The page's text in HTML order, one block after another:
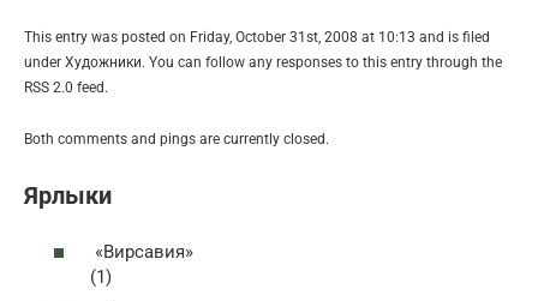
This entry was posted on Friday, October 31st, 2008 at 10:13 and is filed
under Художники. You can follow any responses to this entry through the
RSS 2.0 feed.
Both comments and pings are currently closed.
Ярлыки
«Вирсавия»
(1)